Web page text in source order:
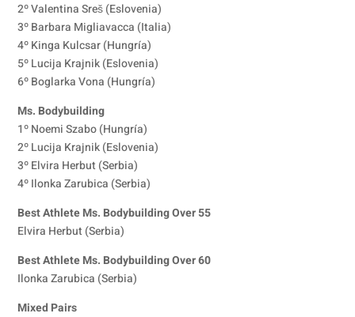
2º Valentina Sreš (Eslovenia)
3º Barbara Migliavacca (Italia)
4º Kinga Kulcsar (Hungría)
5º Lucija Krajnik (Eslovenia)
6º Boglarka Vona (Hungría)
Ms. Bodybuilding
1º Noemi Szabo (Hungría)
2º Lucija Krajnik (Eslovenia)
3º Elvira Herbut (Serbia)
4º Ilonka Zarubica (Serbia)
Best Athlete Ms. Bodybuilding Over 55
Elvira Herbut (Serbia)
Best Athlete Ms. Bodybuilding Over 60
Ilonka Zarubica (Serbia)
Mixed Pairs